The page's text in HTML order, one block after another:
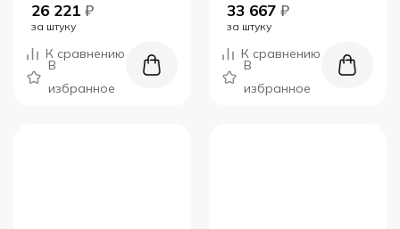
26 221 ₽
за штуку
К сравнению
В
избранное
33 667 ₽
за штуку
К сравнению
В
избранное